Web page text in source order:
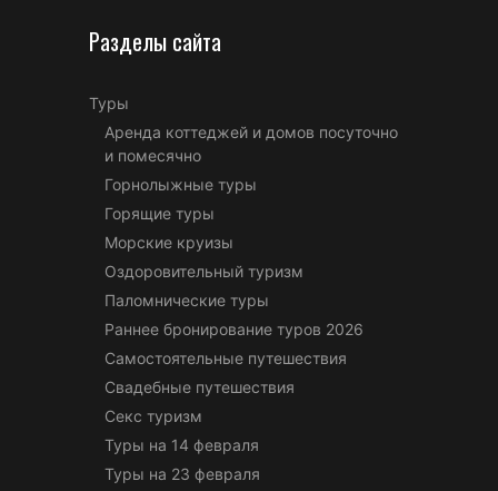
Разделы сайта
Туры
Аренда коттеджей и домов посуточно
и помесячно
Горнолыжные туры
Горящие туры
Морские круизы
Оздоровительный туризм
Паломнические туры
Раннее бронирование туров 2026
Самостоятельные путешествия
Свадебные путешествия
Секс туризм
Туры на 14 февраля
Туры на 23 февраля